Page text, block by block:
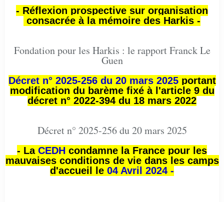
- Réflexion prospective sur organisation
consacrée à la mémoire des Harkis -
Fondation pour les Harkis : le rapport Franck Le
Guen
Décret n° 2025-256 du 20 mars 2025portant
modification du barème fixé à l'article 9 du
décret n° 2022-394 du 18 mars 2022
Décret n° 2025-256 du 20 mars 2025
- La CEDH condamne la France pour les
mauvaises conditions de vie dans les camps
d'accueil le 04 Avril 2024 -